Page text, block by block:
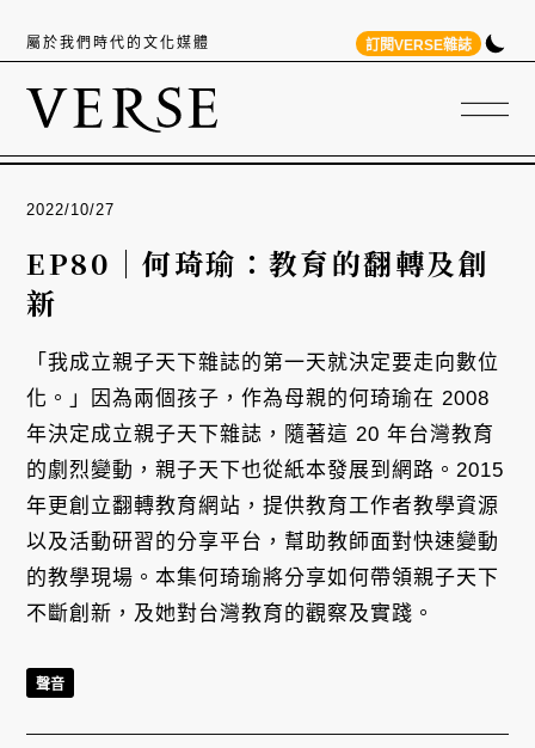
屬於我們時代的文化媒體 訂閱VERSE雜誌
2022/10/27
EP80｜何琦瑜：教育的翻轉及創
新
「我成立親子天下雜誌的第一天就決定要走向數位
化。」因為兩個孩子，作為母親的何琦瑜在 2008
年決定成立親子天下雜誌，隨著這 20 年台灣教育
的劇烈變動，親子天下也從紙本發展到網路。2015
年更創立翻轉教育網站，提供教育工作者教學資源
以及活動研習的分享平台，幫助教師面對快速變動
的教學現場。本集何琦瑜將分享如何帶領親子天下
不斷創新，及她對台灣教育的觀察及實踐。
聲音